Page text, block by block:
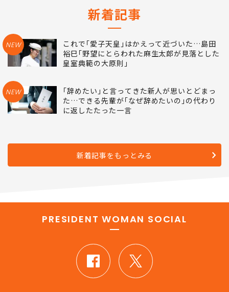
新着記事
NEW
これで｢愛子天皇｣はかえって近づいた…島田
裕巳｢野望にとらわれた麻生太郎が見落とした
皇室典範の大原則｣
NEW
｢辞めたい｣と言ってきた新人が思いとどまっ
た…できる先輩が｢なぜ辞めたいの｣の代わり
に返したたった一言
新着記事をもっとみる
PRESIDENT WOMAN SOCIAL